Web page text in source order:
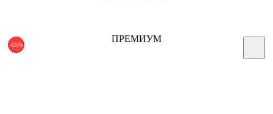
-55%
ПРЕМИУМ